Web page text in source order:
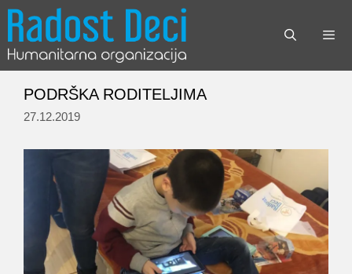
Skip
content
PODRŠKA RODITELJIMA
27.12.2019